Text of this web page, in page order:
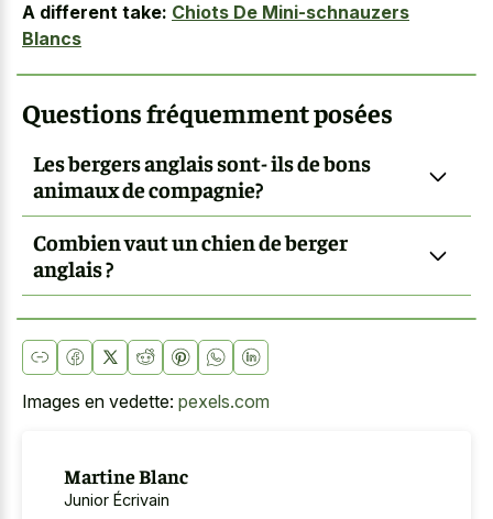
A different take: Chiots De Mini-schnauzers
Blancs
Questions fréquemment posées
Les bergers anglais sont- ils de bons
animaux de compagnie?
Combien vaut un chien de berger
anglais ?
Images en vedette: pexels.com
Martine Blanc
Junior Écrivain